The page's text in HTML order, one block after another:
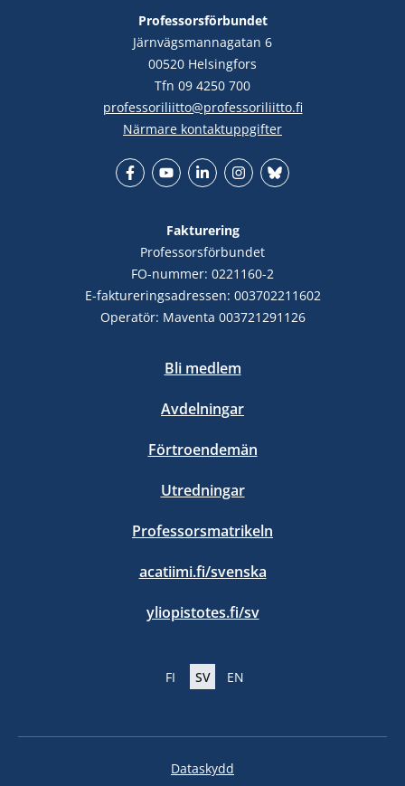
Professorsförbundet
Järnvägsmannagatan 6
00520 Helsingfors
Tfn 09 4250 700
professoriliitto@professoriliitto.fi
Närmare kontaktuppgifter
Fakturering
Professorsförbundet
FO-nummer: 0221160-2
E-faktureringsadressen: 003702211602
Operatör: Maventa 003721291126
Bli medlem
Avdelningar
Förtroendemän
Utredningar
Professorsmatrikeln
acatiimi.fi/svenska
yliopistotes.fi/sv
FI SV EN
Dataskydd